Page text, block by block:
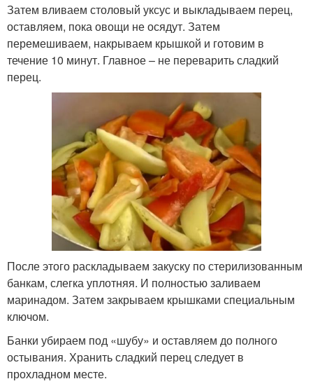
Затем вливаем столовый уксус и выкладываем перец,
оставляем, пока овощи не осядут. Затем
перемешиваем, накрываем крышкой и готовим в
течение 10 минут. Главное – не переварить сладкий
перец.
После этого раскладываем закуску по стерилизованным
банкам, слегка уплотняя. И полностью заливаем
маринадом. Затем закрываем крышками специальным
ключом.
Банки убираем под «шубу» и оставляем до полного
остывания. Хранить сладкий перец следует в
прохладном месте.